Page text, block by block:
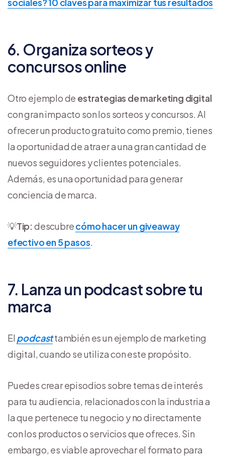
6. Organiza sorteos y
concursos online
Otro ejemplo de estrategias de marketing digital
con gran impacto son los sorteos y concursos. Al
ofrecer un producto gratuito como premio, tienes
la oportunidad de atraer a una gran cantidad de
nuevos seguidores y clientes potenciales.
Además, es una oportunidad para generar
conciencia de marca.
💡Tip: descubrecómo hacer un giveaway
efectivo en 5 pasos.
7. Lanza un podcast sobre tu
marca
El podcasttambién es un ejemplo de marketing
digital, cuando se utiliza con este propósito.
Puedes crear episodios sobre temas de interés
para tu audiencia, relacionados con la industria a
la que pertenece tu negocio y no directamente
con los productos o servicios que ofreces. Sin
embargo, es viable aprovechar el formato para